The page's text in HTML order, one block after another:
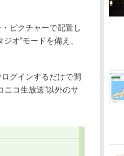
ピクチャーで配置し
オ”モードを備え、
グインするだけで開
コ生放送”以外のサ